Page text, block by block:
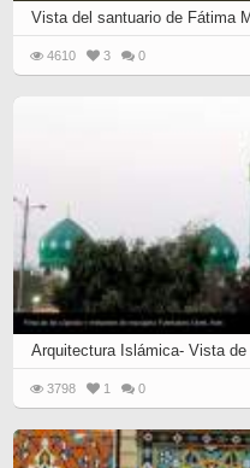
Vista del santuario de Fátima
4610 3 0
Arquitectura Islámica- Vista
3798 1 0